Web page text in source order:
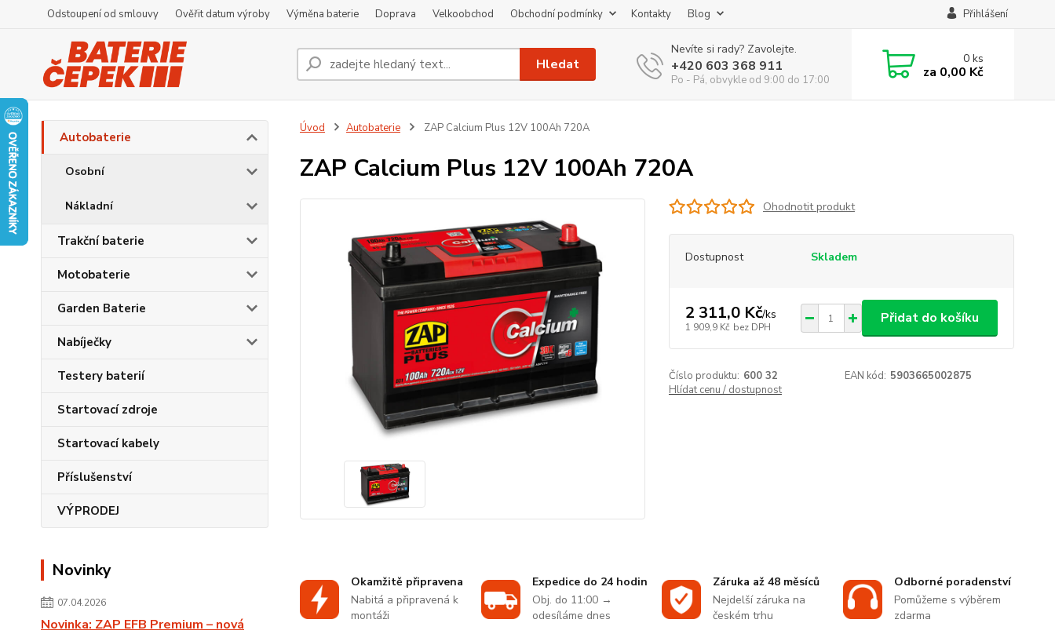
Odstoupení od smlouvy Ověřit datum výroby Výměna baterie Doprava Velkoobchod Obchodní podmínky Kontakty Blog Přihlášení
Hledat
Nevíte si rady? Zavolejte.
+420 603 368 911
Po - Pá, obvykle od 9:00 do 17:00
0ks
za 0,00 Kč
Autobaterie
Osobní
Nákladní
Trakční baterie
Motobaterie
Garden Baterie
Nabíječky
Testery baterií
Startovací zdroje
Startovací kabely
Příslušenství
VÝPRODEJ
Novinky
07.04.2026
Novinka: ZAP EFB Premium – nová
Úvod Autobaterie ZAP Calcium Plus 12V 100Ah 720A
ZAP Calcium Plus 12V 100Ah 720A
Ohodnotit produkt
Dostupnost Skladem
2 311,0 Kč/ks
1 909,9 Kč bez DPH
Přidat do košíku
Číslo produktu: 600 32 EAN kód: 5903665002875
Hlídat cenu / dostupnost
Okamžitě připravena
Nabitá a připravená k
montáži
Expedice do 24 hodin
Obj. do 11:00 →
odesíláme dnes
Záruka až 48 měsíců
Nejdelší záruka na
českém trhu
Odborné poradenství
Pomůžeme s výběrem
zdarma